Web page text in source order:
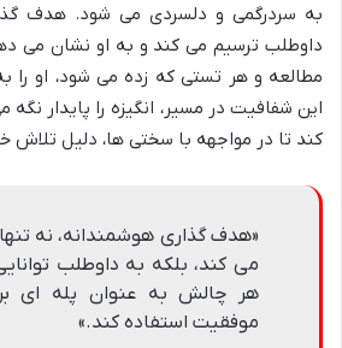
به سردرگمی و دلسردی می شود. هدف
داوطلب ترسیم می کند و به او نشان می
مطالعه و هر تستی که زده می شود، او را
این شفافیت در مسیر، انگیزه را پایدار
کند تا در مواجهه با سختی ها، دلیل تلاش
«هدف گذاری هوشمندانه، نه
می کند، بلکه به داوطلب
هر چالش به عنوان پله ای
موفقیت استفاده کند.»